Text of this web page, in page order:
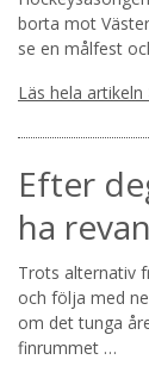
borta mot
se en målfest
Läs hela artikeln
Efter
ha
Trots alternativ
och följa med
om det tunga
finrummet …